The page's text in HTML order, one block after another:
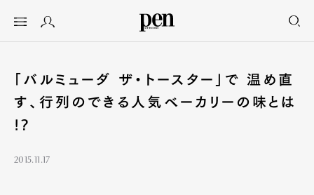
「バルミューダ ザ・トースター」で 温め直
す、行列のできる人気ベーカリーの味とは
!?
2015.11.17